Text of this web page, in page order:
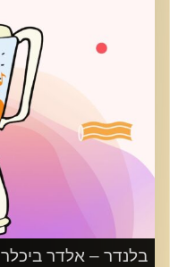
בלנדר – אלדר ביכלר